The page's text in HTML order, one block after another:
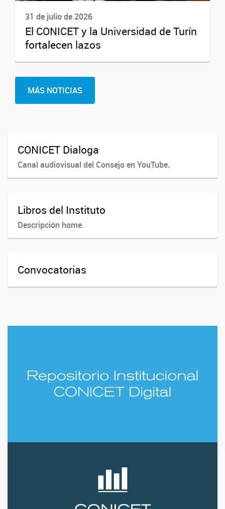
31 de julio de 2026
El CONICET y la Universidad de Turín
fortalecen lazos
MÁS NOTICIAS
CONICET Dialoga
Canal audiovisual del Consejo en YouTube.
Libros del Instituto
Descripción home
Convocatorias